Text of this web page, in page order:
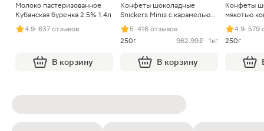
Молоко пастеризованное
Кубанская буренка 2.5% 1.4л
4.9· 637 отзывов
В корзину
Конфеты шоколадные
Snickers Minis с карамелью
арахисом и нугой
5· 416 отзывов
250г
962.99 ₽ · 1кг
В корзину
Конфеты
мякотью
4.9· 579
250г